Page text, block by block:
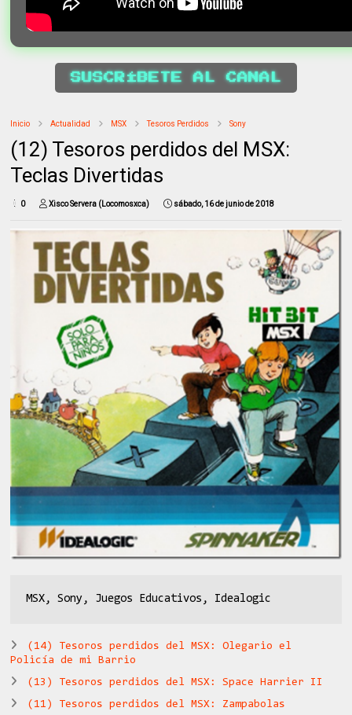
SUSCRÍBETE AL CANAL
Inicio Actualidad MSX Tesoros Perdidos Sony
(12) Tesoros perdidos del MSX:
Teclas Divertidas
0 Xisco Servera (Locomosxca) sábado, 16 de junio de 2018
MSX, Sony, Juegos Educativos, Idealogic
(14) Tesoros perdidos del MSX: Olegario el
Policía de mi Barrio
(13) Tesoros perdidos del MSX: Space Harrier II
(11) Tesoros perdidos del MSX: Zampabolas